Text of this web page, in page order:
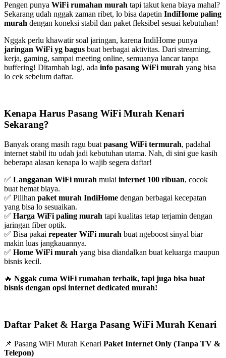
Pengen punya WiFi rumahan murah tapi takut kena biaya mahal?
Sekarang udah nggak zaman ribet, lo bisa dapetin IndiHome paling
murah dengan koneksi stabil dan paket fleksibel sesuai kebutuhan!
Nggak perlu khawatir soal jaringan, karena IndiHome punya
jaringan WiFi yg bagus buat berbagai aktivitas. Dari streaming,
kerja, gaming, sampai meeting online, semuanya lancar tanpa
buffering! Ditambah lagi, ada info pasang WiFi murah yang bisa
lo cek sebelum daftar.
Kenapa Harus Pasang WiFi Murah Kenari
Sekarang?
Banyak orang masih ragu buat pasang WiFi termurah, padahal
internet stabil itu udah jadi kebutuhan utama. Nah, di sini gue kasih
beberapa alasan kenapa lo wajib segera daftar!
✅ Langganan WiFi murah mulai internet 100 ribuan, cocok
buat hemat biaya.
✅ Pilihan paket murah IndiHome dengan berbagai kecepatan
yang bisa lo sesuaikan.
✅ Harga WiFi paling murah tapi kualitas tetap terjamin dengan
jaringan fiber optik.
✅ Bisa pakai repeater WiFi murah buat ngeboost sinyal biar
makin luas jangkauannya.
✅ Home WiFi murah yang bisa diandalkan buat keluarga maupun
bisnis kecil.
🔥 Nggak cuma WiFi rumahan terbaik, tapi juga bisa buat
bisnis dengan opsi internet dedicated murah!
Daftar Paket & Harga Pasang WiFi Murah Kenari
📌 Pasang WiFi Murah Kenari Paket Internet Only (Tanpa TV &
Telepon)